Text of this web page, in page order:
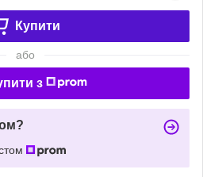
Купити
або
з